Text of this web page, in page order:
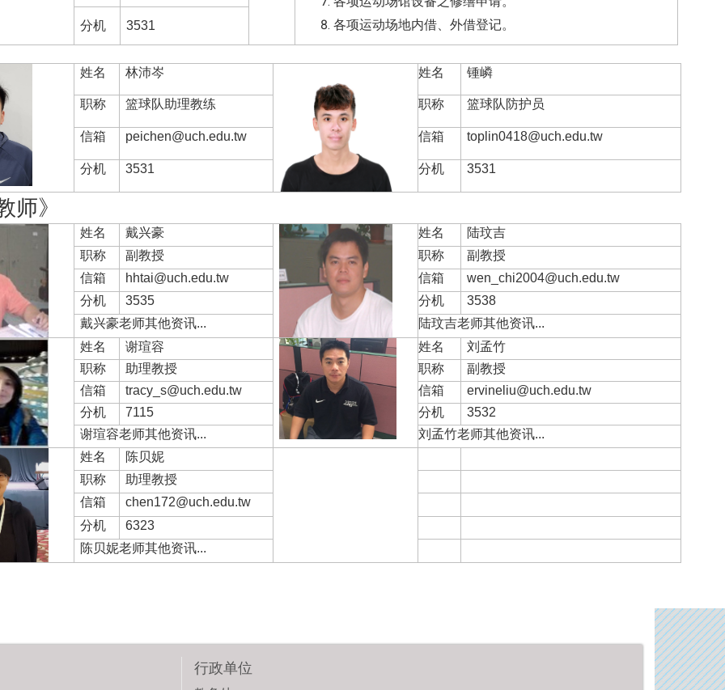
各项运动场地内借、外借登记。
分机 3531
姓名 林沛岑 姓名 锺嶙
职称 篮球队助理教练 职称 篮球队防护员
信箱 peichen@uch.edu.tw 信箱 toplin0418@uch.edu.tw
分机 3531 分机 3531
师》
姓名 戴兴豪 姓名
陆玟吉
职称
副教授 职称
副教授
信箱
hhtai@uch.edu.tw 信箱
wen_chi2004@uch.edu.tw
分机
3535 分机
3538
戴兴豪老师其他资讯...
陆玟吉老师其他资讯...
姓名
谢瑄容 姓名
刘孟竹
职称
助理教授 职称
副教授
信箱
tracy_s@uch.edu.tw 信箱
ervineliu@uch.edu.tw
分机
7115 分机
3532
谢瑄容老师其他资讯...
刘孟竹老师其他资讯...
姓名
陈贝妮
职称
助理教授
信箱
chen172@uch.edu.tw
分机
6323
陈贝妮老师其他资讯...
行政单位